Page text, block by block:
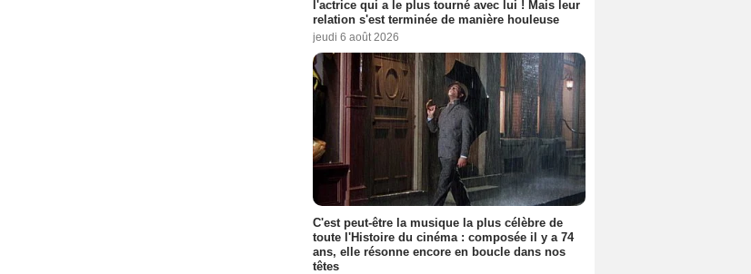
l'actrice qui a le plus tourné avec lui ! Mais leur
relation s'est terminée de manière houleuse
jeudi 6 août 2026
C'est peut-être la musique la plus célèbre de
toute l'Histoire du cinéma : composée il y a 74
ans, elle résonne encore en boucle dans nos
têtes